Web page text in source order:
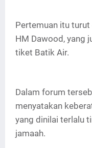
Pertemuan itu
HM Dawood, yang
tiket Batik Air.
Dalam forum
menyatakan
yang dinilai terlalu
jamaah.